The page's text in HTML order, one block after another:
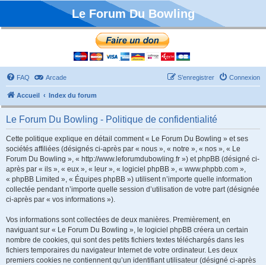
Le Forum Du Bowling
FAQ Arcade Connexion
S’enregistrer
Accueil Index du forum
Le Forum Du Bowling - Politique de confidentialité
Cette politique explique en détail comment « Le Forum Du Bowling » et ses
sociétés affiliées (désignés ci-après par « nous », « notre », « nos », « Le
Forum Du Bowling », « http://www.leforumdubowling.fr ») et phpBB (désigné ci-
après par « ils », « eux », « leur », « logiciel phpBB », « www.phpbb.com »,
« phpBB Limited », « Équipes phpBB ») utilisent n’importe quelle information
collectée pendant n’importe quelle session d’utilisation de votre part (désignée
ci-après par « vos informations »).
Vos informations sont collectées de deux manières. Premièrement, en
naviguant sur « Le Forum Du Bowling », le logiciel phpBB créera un certain
nombre de cookies, qui sont des petits fichiers textes téléchargés dans les
fichiers temporaires du navigateur Internet de votre ordinateur. Les deux
premiers cookies ne contiennent qu’un identifiant utilisateur (désigné ci-après